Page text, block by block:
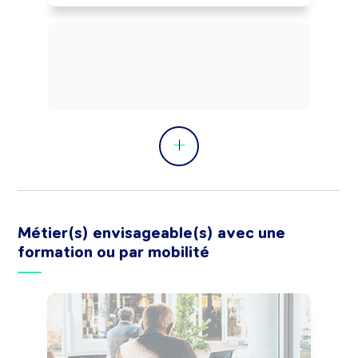
d'oeuvre de projets (dépôt de
Métier(s) envisageable(s) avec une
formation ou par mobilité